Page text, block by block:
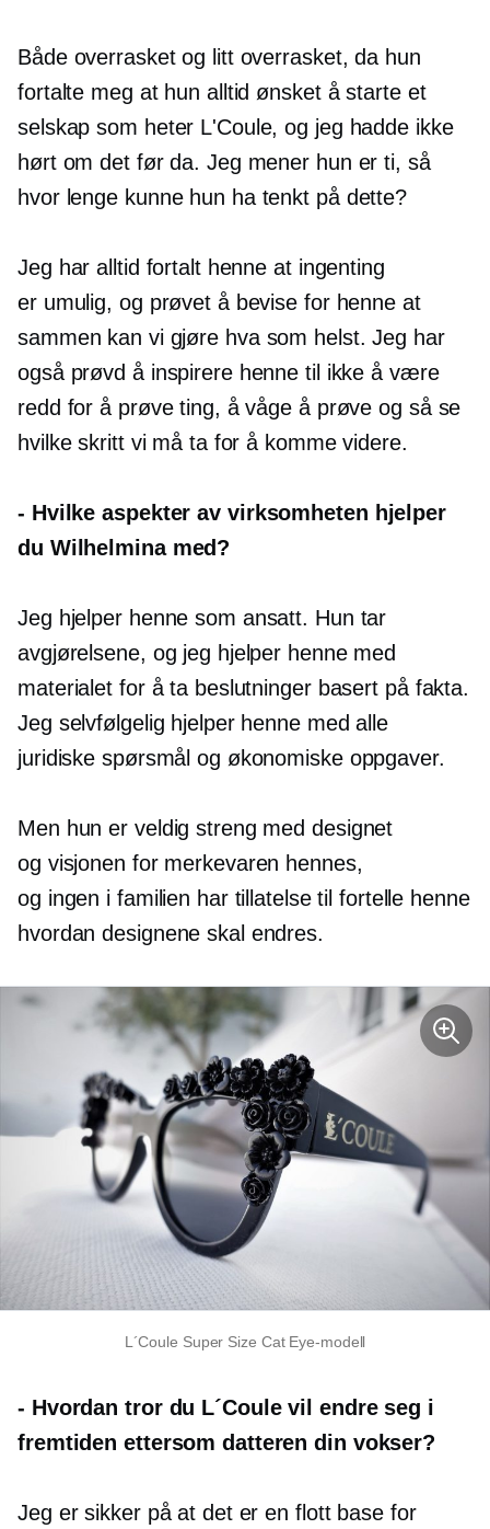
Både overrasket og litt overrasket, da hun
fortalte meg at hun alltid ønsket å starte et
selskap som heter L'Coule, og jeg hadde ikke
hørt om det før da. Jeg mener hun er ti, så
hvor lenge kunne hun ha tenkt på dette?
Jeg har alltid fortalt henne at ingenting
er umulig, og prøvet å bevise for henne at
sammen kan vi gjøre hva som helst. Jeg har
også prøvd å inspirere henne til ikke å være
redd for å prøve ting, å våge å prøve og så se
hvilke skritt vi må ta for å komme videre.
- Hvilke aspekter av virksomheten hjelper
du Wilhelmina med?
Jeg hjelper henne som ansatt. Hun tar
avgjørelsene, og jeg hjelper henne med
materialet for å ta beslutninger basert på fakta.
Jeg selvfølgelig hjelper henne med alle
juridiske spørsmål og økonomiske oppgaver.
Men hun er veldig streng med designet
og visjonen for merkevaren hennes,
og ingen i familien har tillatelse til fortelle henne
hvordan designene skal endres.
L´Coule Super Size Cat Eye-modell
- Hvordan tror du L´Coule vil endre seg i
fremtiden ettersom datteren din vokser?
Jeg er sikker på at det er en flott base for